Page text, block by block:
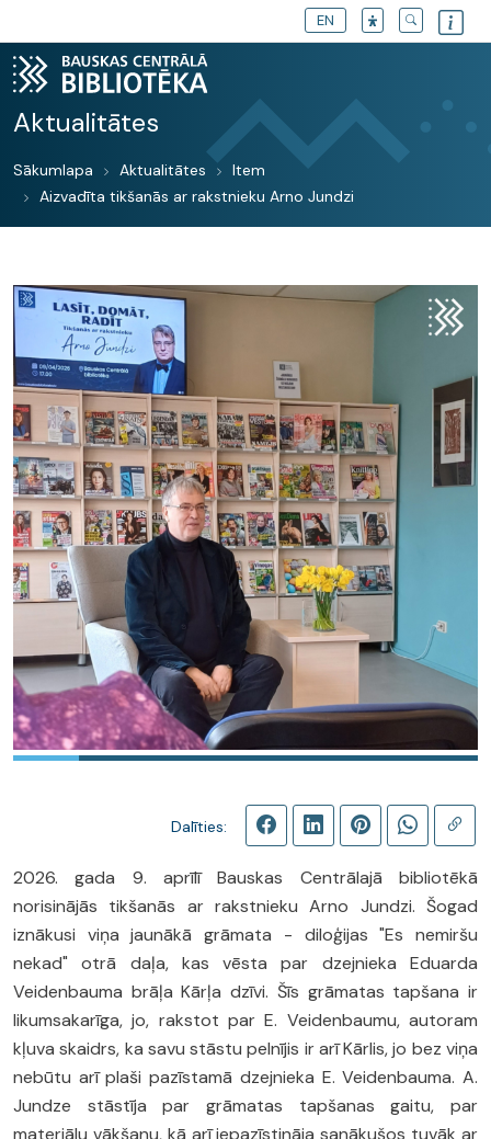
EN
Aktualitātes
Sākumlapa Aktualitātes
Item
Aizvadīta tikšanās ar rakstnieku Arno Jundzi
Dalīties:
2026. gada 9. aprīlī Bauskas Centrālajā bibliotēkā
norisinājās tikšanās ar rakstnieku Arno Jundzi. Šogad
iznākusi viņa jaunākā grāmata - diloģijas "Es nemiršu
nekad" otrā daļa, kas vēsta par dzejnieka Eduarda
Veidenbauma brāļa Kārļa dzīvi. Šīs grāmatas tapšana ir
likumsakarīga, jo, rakstot par E. Veidenbaumu, autoram
kļuva skaidrs, ka savu stāstu pelnījis ir arī Kārlis, jo bez viņa
nebūtu arī plaši pazīstamā dzejnieka E. Veidenbauma. A.
Jundze stāstīja par grāmatas tapšanas gaitu, par
materiālu vākšanu, kā arī iepazīstināja sanākušos tuvāk ar